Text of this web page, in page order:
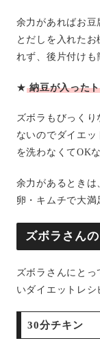
余力があればお
とだしを入れた
れず、後片付けも
★納豆が入った
ズボラもびっく
ないのでダイエッ
を洗わなくてOK
余力があるときは
卵・キムチで大満
ズボラさん
ズボラさんにと
いダイエットレシ
30分チキン